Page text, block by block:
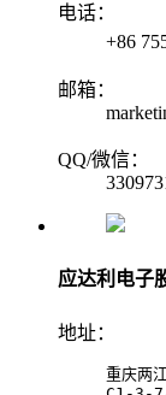
电话：
+86
邮箱：
QQ/微信：
应达利电子
地址：
重庆两